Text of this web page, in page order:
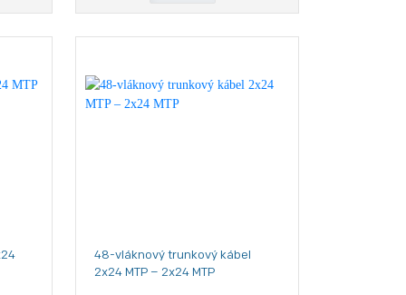
48-vláknový trunkový kábel
2x24 MTP – 2x24 MTP